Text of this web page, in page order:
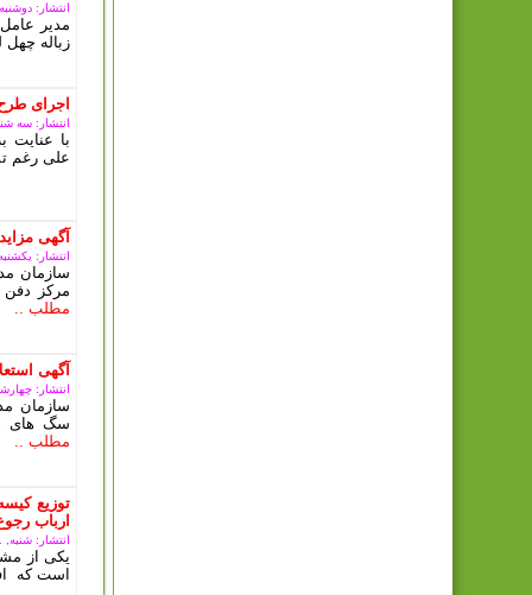
انتشار: دوشنبه, 10 دی
مدیر
زباله چهل
اجرای
انتشار: سه شنبه, 08 آبان
با
علی رغم
آگهی
انتشار: یکشنبه, 09 ارديبهشت
سازمان
مرکز
مطلب ..
آگهی
انتشار: چهارشنبه, 15
سازمان
سگ های
مطلب ..
توزیع
ارباب
انتشار: شنبه, 11 آذر 1402
یکی از
است که